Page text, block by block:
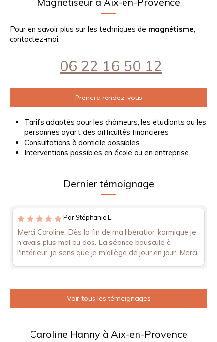
Pour en savoir plus sur les techniques de magnétisme,
contactez-moi.
06 22 16 50 12
Prendre rendez-vous
Tarifs adaptés pour les chômeurs, les étudiants ou les
personnes ayant des difficultés financières
Consultations à domicile possibles
Interventions possibles en école ou en entreprise
Dernier témoignage
Par Stéphanie L.
Merci Caroline. Dès la fin de ma libération karmique je
n'avais plus mal au dos. La séance bouscule à
l'intérieur, je sens que je m'allège de jour en jour. Merci
Voir tous les témoignages
Caroline Hanny à Aix-en-Provence